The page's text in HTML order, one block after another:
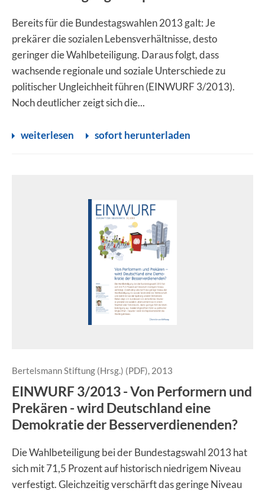
Bereits für die Bundestagswahlen 2013 galt: Je
prekärer die sozialen Lebensverhältnisse, desto
geringer die Wahlbeteiligung. Daraus folgt, dass
wachsende regionale und soziale Unterschiede zu
politischer Ungleichheit führen (EINWURF 3/2013).
Noch deutlicher zeigt sich die...
weiterlesen sofort herunterladen
Bertelsmann Stiftung (Hrsg.) (PDF), 2013
EINWURF 3/2013 - Von Performern und
Prekären - wird Deutschland eine
Demokratie der Besserverdienenden?
Die Wahlbeteiligung bei der Bundestagswahl 2013 hat
sich mit 71,5 Prozent auf historisch niedrigem Niveau
verfestigt. Gleichzeitig verschärft das geringe Niveau